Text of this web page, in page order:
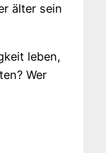
älter sein
leben,
Wer